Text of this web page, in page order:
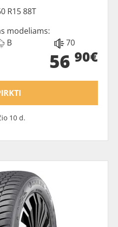
R15 88T
modeliams:
B 70
56 90€
10 d.